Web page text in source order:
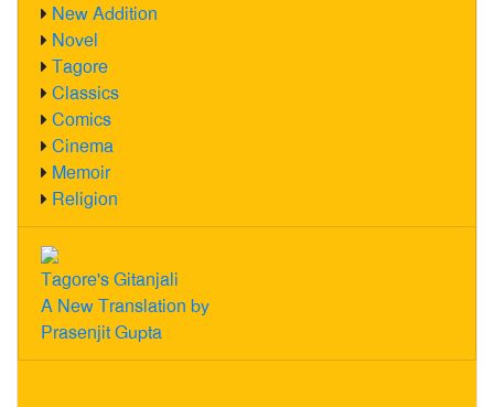
New Addition
Novel
Tagore
Classics
Comics
Cinema
Memoir
Religion
Tagore's Gitanjali
A New Translation by
Prasenjit Gupta